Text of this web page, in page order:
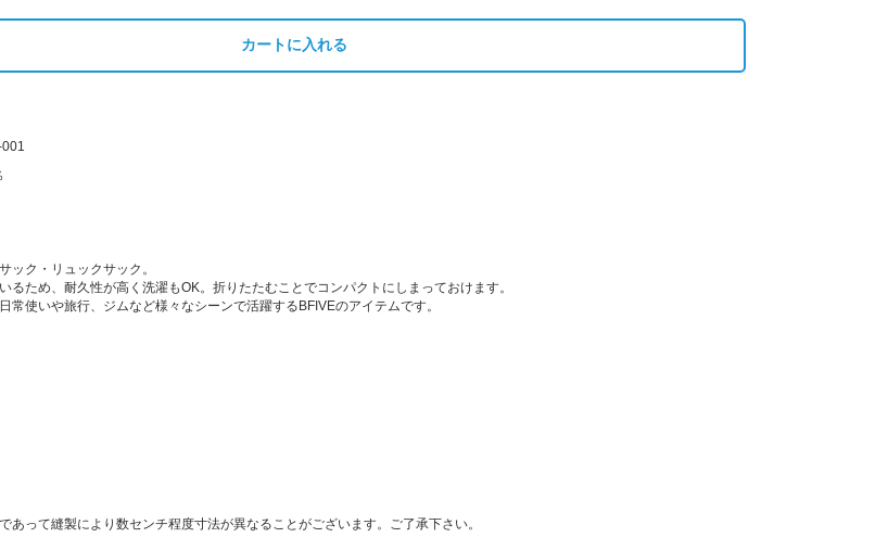
カートに入れる
001
ック・リュックサック。
るため、耐久性が高く洗濯もOK。折りたたむことでコンパクトにしまっておけます。
常使いや旅行、ジムなど様々なシーンで活躍するBFIVEのアイテムです。
あって縫製により数センチ程度寸法が異なることがございます。ご了承下さい。